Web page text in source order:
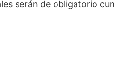
serán de obligatorio